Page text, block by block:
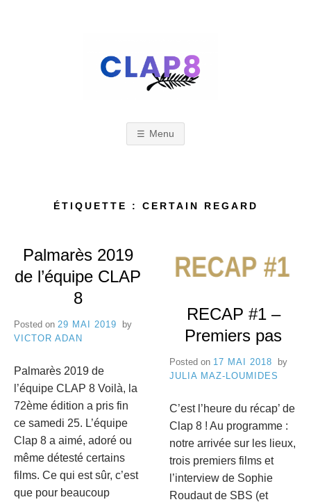
A
P
8
v
l
e
C
a
n
n
e
s
Menu
ÉTIQUETTE : CERTAIN REGARD
Palmarès 2019
de l’équipe CLAP
8
Posted on 29 MAI 2019
by
VICTOR ADAN
Palmarès 2019 de
l’équipe CLAP 8 Voilà, la
72ème édition a pris fin
ce samedi 25. L’équipe
Clap 8 a aimé, adoré ou
même détesté certains
films. Ce qui est sûr, c’est
que pour beaucoup
RECAP #1 –
Premiers pas
Posted on 17 MAI 2018
by
JULIA MAZ-LOUMIDES
C’est l’heure du récap’ de
Clap 8 ! Au programme :
notre arrivée sur les lieux,
trois premiers films et
l’interview de Sophie
Roudaut de SBS (et